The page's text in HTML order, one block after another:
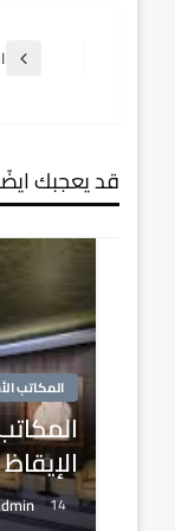
المقالة
قد يعجبك
المكاتب
14 أبريل، 2018